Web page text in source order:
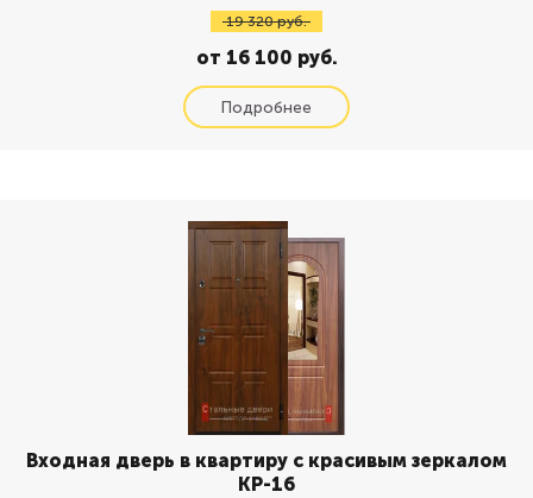
19 320 руб.
от 16 100 руб.
Входная дверь в квартиру с красивым зеркалом
КР-16